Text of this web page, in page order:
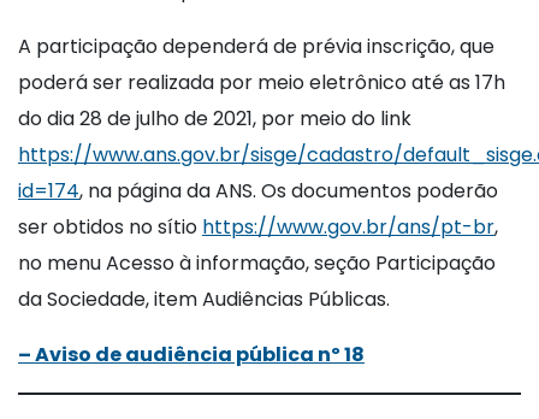
A participação dependerá de prévia inscrição, que
poderá ser realizada por meio eletrônico até as 17h
do dia 28 de julho de 2021, por meio do link
https://www.ans.gov.br/sisge/cadastro/
id=174, na página da ANS. Os documentos poderão
ser obtidos no sítio https://www.gov.br/ans/pt-br,
no menu Acesso à informação, seção Participação
da Sociedade, item Audiências Públicas.
– Aviso de audiência pública nº 18